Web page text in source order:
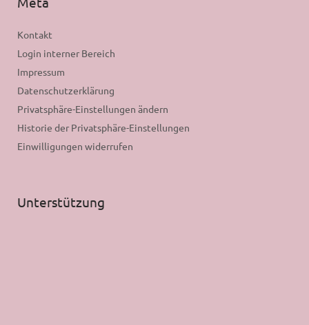
Kontakt
Login interner Bereich
Impressum
Datenschutzerklärung
Privatsphäre-Einstellungen ändern
Historie der Privatsphäre-Einstellungen
Einwilligungen widerrufen
Unterstützung